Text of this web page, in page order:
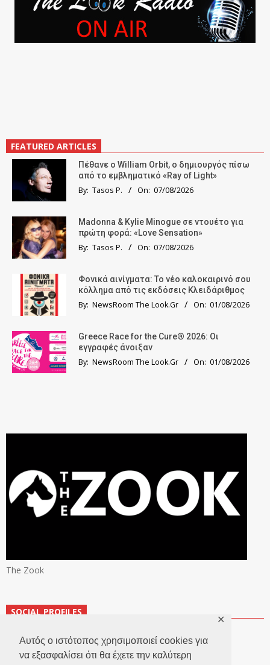
Αυτός ο ιστότοπος χρησιμοποιεί cookies για
να εξασφαλίσει ότι θα έχετε την καλύτερη
✕
FEATURED ARTICLES
Πέθανε ο William Orbit, ο δημιουργός πίσω
από το εμβληματικό «Ray of Light»
By: Tasos P. On: 07/08/2026
Madonna & Kylie Minogue σε ντουέτο για
πρώτη φορά: «Love Sensation»
By: Tasos P. On: 07/08/2026
Φονικά αινίγματα: Το νέο καλοκαιρινό σου
κόλλημα από τις εκδόσεις Κλειδάριθμος
By: NewsRoom The Look.Gr On: 01/08/2026
Greece Race for the Cure® 2026: Οι
εγγραφές άνοιξαν
By: NewsRoom The Look.Gr On: 01/08/2026
The Zook
SOCIAL PROFILES